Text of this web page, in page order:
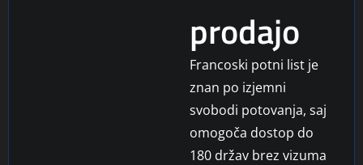
prodajo
Francoski potni list je
znan po izjemni
svobodi potovanja, saj
omogoča dostop do
180 držav brez vizuma